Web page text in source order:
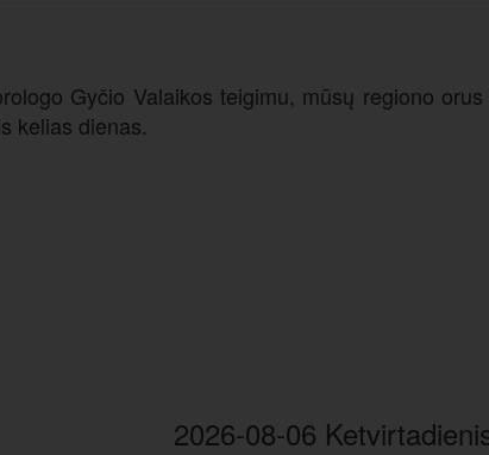
Gyčio Valaikos teigimu, mūsų regiono
kelias dienas.
2026-08-06